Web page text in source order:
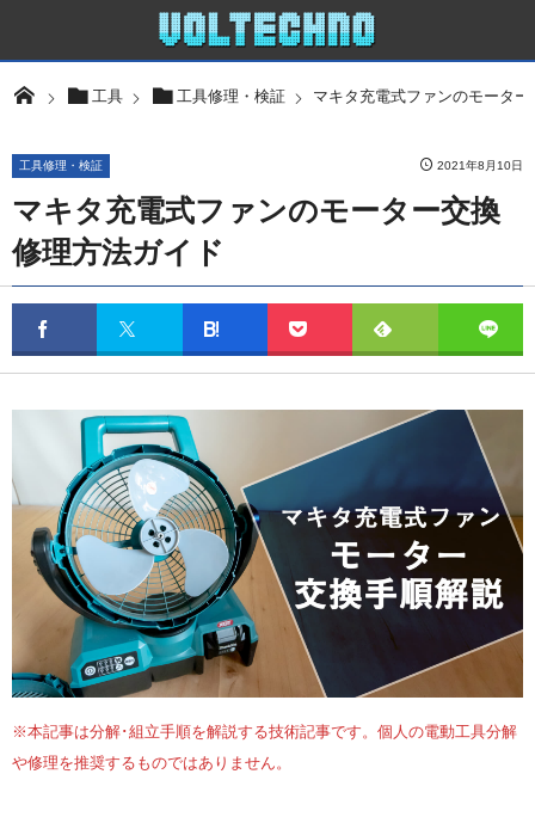
工具 工具修理・検証 マキタ充電式ファンのモータ
2021年8月10日
工具修理・検証
マキタ充電式ファンのモーター交換
修理方法ガイド
※本記事は分解･組立手順を解説する技術記事です。個人の電動工具分解
や修理を推奨するものではありません。